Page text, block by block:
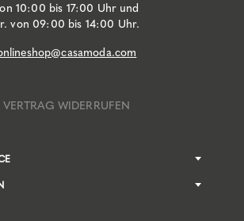
10:00 bis 17:00 Uhr und
von 09:00 bis 14:00 Uhr.
VERTRAG WIDERRUFEN